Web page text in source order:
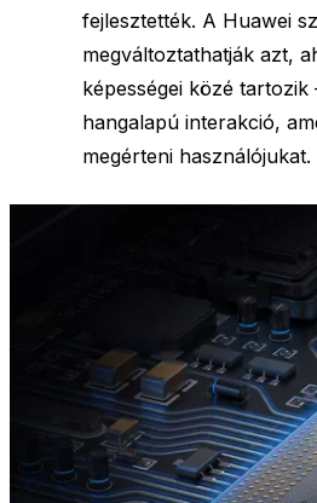
fejlesztették. A Huawei
megváltoztathatják azt,
képességei közé
hangalapú interakció,
megérteni használójukat.